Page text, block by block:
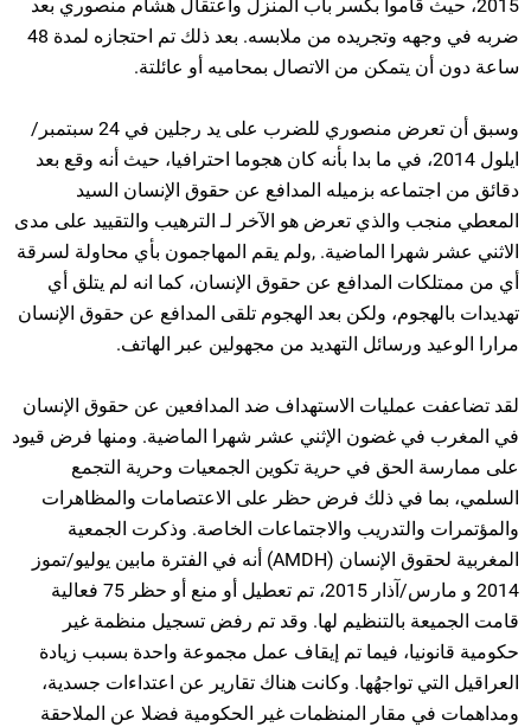
2015، حيث قاموا بكسر باب المنزل واعتقال هشام منصوري بعد
ضربه في وجهه وتجريده من ملابسه. بعد ذلك تم احتجازه لمدة 48
ساعة دون أن يتمكن من الاتصال بمحاميه أو عائلتة.
وسبق أن تعرض منصوري للضرب على يد رجلين في 24 سبتمبر/
ايلول 2014، في ما بدا بأنه كان هجوما احترافيا، حيث أنه وقع بعد
دقائق من اجتماعه بزميله المدافع عن حقوق الإنسان السيد
المعطي منجب والذي تعرض هو الآخر لـ الترهيب والتقييد على مدى
الاثني عشر شهرا الماضية. ,ولم يقم المهاجمون بأي محاولة لسرقة
أي من ممتلكات المدافع عن حقوق الإنسان، كما انه لم يتلق أي
تهديدات بالهجوم، ولكن بعد الهجوم تلقى المدافع عن حقوق الإنسان
مرارا الوعيد ورسائل التهديد من مجهولين عبر الهاتف.
لقد تضاعفت عمليات الاستهداف ضد المدافعين عن حقوق الإنسان
في المغرب في غضون الإثني عشر شهرا الماضية. ومنها فرض قيود
على ممارسة الحق في حرية تكوين الجمعيات وحرية التجمع
السلمي، بما في ذلك فرض حظر على الاعتصامات والمظاهرات
والمؤتمرات والتدريب والاجتماعات الخاصة. وذكرت الجمعية
المغربية لحقوق الإنسان (AMDH) أنه في الفترة مابين يوليو/تموز
2014 و مارس/آذار 2015، تم تعطيل أو منع أو حظر 75 فعالية
قامت الجميعة بالتنظيم لها. وقد تم رفض تسجيل منظمة غير
حكومية قانونيا، فيما تم إيقاف عمل مجموعة واحدة بسبب زيادة
العراقيل التي تواجهُها. وكانت هناك تقارير عن اعتداءات جسدية،
ومداهمات في مقار المنظمات غير الحكومية فضلا عن الملاحقة